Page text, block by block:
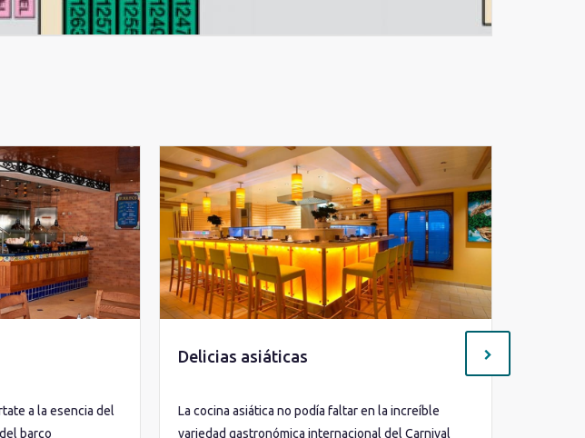
a la esencia del
barco
Delicias asiáticas
La cocina asiática no podía faltar en la increíble
variedad gastronómica internacional del Carnival